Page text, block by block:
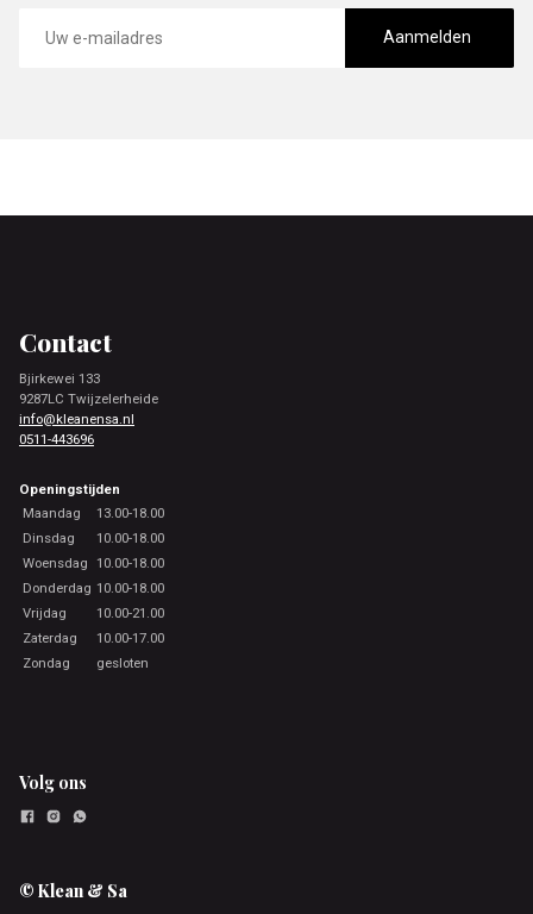
mailadres
Aanmelden
Contact
Bjirkewei 133
9287LC Twijzelerheide
info@kleanensa.nl
0511-443696
Openingstijden
Maandag
13.00-18.00
Dinsdag
10.00-18.00
Woensdag 10.00-18.00
Donderdag 10.00-18.00
Vrijdag
10.00-21.00
Zaterdag
10.00-17.00
Zondag
gesloten
Volg ons
© Klean & Sa